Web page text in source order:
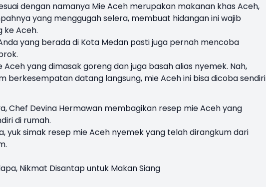
dengan namanya Mie Aceh merupakan makanan khasAceh,
yang menggugah selera, membuat hidangan ini wajib
ke Aceh.
yang berada di Kota Medan pasti juga pernah mencoba
Aceh yang dimasak goreng dan juga basah alias nyemek. Nah,
berkesempatan datang langsung, mie Aceh ini bisa dicoba sendiri
Chef Devina Hermawan membagikan resep mie Aceh yang
di rumah.
yuk simak resep mie Aceh nyemek yang telah dirangkum dari
Nikmat Disantap untuk Makan Siang